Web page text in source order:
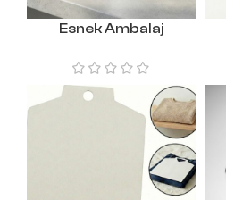
Esnek Ambalaj